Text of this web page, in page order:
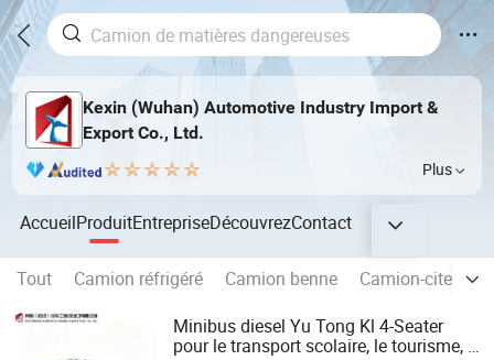
Kexin (Wuhan) Automotive Industry Import &
Export Co., Ltd.
Plus
AccueilProduitEntrepriseDécouvrezContact
Tout Camion réfrigéré Camion benne
Camion-citerne
Minibus diesel Yu Tong Kl 4-Seater
pour le transport scolaire, le tourisme, le